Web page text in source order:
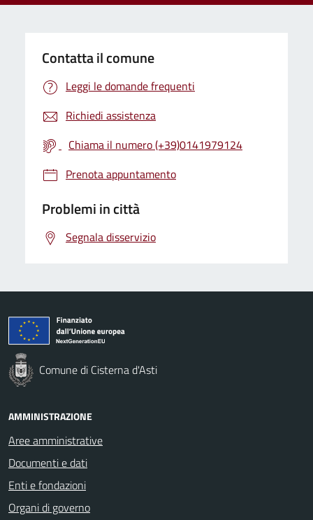
Contatta il comune
Leggi le domande frequenti
Richiedi assistenza
Chiama il numero (+39)0141979124
Prenota appuntamento
Problemi in città
Segnala disservizio
Comune di Cisterna d'Asti
AMMINISTRAZIONE
Aree amministrative
Documenti e dati
Enti e fondazioni
Organi di governo